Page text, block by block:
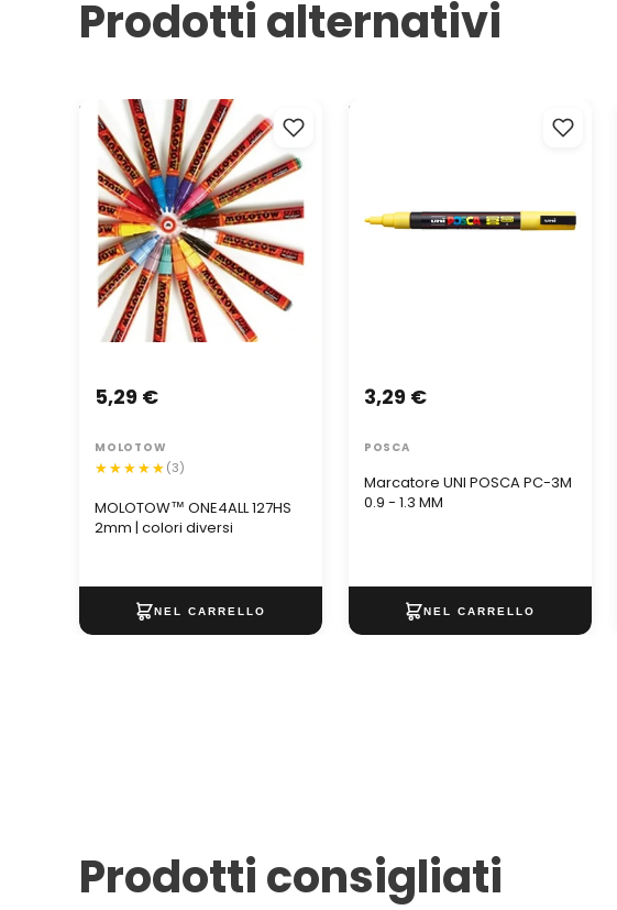
Prodotti alternativi
MOLOTOW™ ONE4ALL 127HS
2mm | colori diversi
MOLOTOW™ ONE4ALL 127HS
2mm | colori diversi
5,29 €
MOLOTOW
(3)
Marcatore UNI POSCA PC-3M
Marcatore UNI POSCA PC-3M
0.9 - 1.3 MM
3,29 €
POSCA
Prodotti consigliati